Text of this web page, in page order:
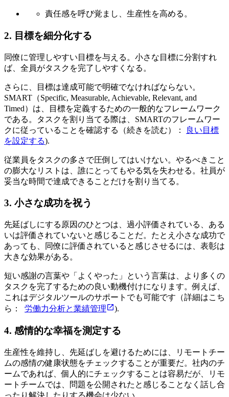
責任感を呼び覚まし、生産性を高める。
2. 目標を細分化する
同僚に管理しやすい目標を与える。小さな目標に分割すれ
ば、全員がタスクを完了しやすくなる。
さらに、目標は達成可能で明確でなければならない。
SMART（Specific, Measurable, Achievable, Relevant, and
Timed）は、目標を定義するための一般的なフレームワーク
である。タスクを割り当てる際は、SMARTのフレームワー
クに従っていることを確認する（続きを読む）：
良い目標
を設定する).
従業員をタスクの多さで圧倒してはいけない。やるべきこと
の膨大なリストは、誰にとってもやる気を失わせる。社員が
妥当な時間で達成できることだけを割り当てる。
3. 小さな成功を祝う
先延ばしにする原因のひとつは、過小評価されている、ある
いは評価されていないと感じることだ。たとえ小さな成功で
あっても、同僚に評価されていると感じさせるには、表彰は
大きな効果がある。
短い感謝の言葉や「よくやった」という言葉は、より多くの
タスクを完了するための良い動機付けになります。例えば、
これはデジタルツールのサポートでも可能です（詳細はこち
ら： 労働力分析と業績管理 ).
4. 感情的な幸福を測定する
生産性を維持し、先延ばしを避けるためには、リモートチー
ムの感情の健康状態をチェックすることが重要だ。社内のチ
ームであれば、個人的にチェックすることは容易だが、リモ
ートチームでは、問題を公開されたと感じることなく話し合
ったり解決したりする機会は少ない。